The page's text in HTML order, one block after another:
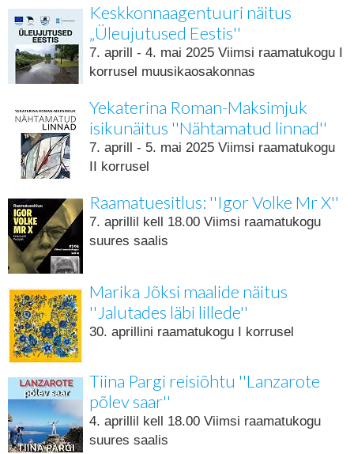
Keskkonnaagentuuri näitus
„Üleujutused Eestis''
7. aprill - 4. mai 2025 Viimsi raamatukogu I
korrusel muusikaosakonnas
Yekaterina Roman-Maksimjuk
isikunäitus ''Nähtamatud linnad''
7. aprill - 5. mai 2025 Viimsi raamatukogu
II korrusel
Raamatuesitlus: ''Igor Volke Mr X''
7. aprillil kell 18.00 Viimsi raamatukogu
suures saalis
Marika Jõksi maalide näitus
''Jalutades läbi lillede''
30. aprillini raamatukogu I korrusel
Tiina Pargi reisiõhtu ''Lanzarote
põlev saar''
4. aprillil kell 18.00 Viimsi raamatukogu
suures saalis